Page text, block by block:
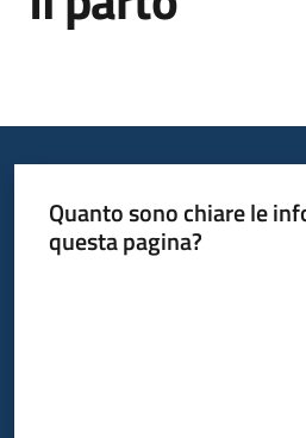
le
Informazioni
Quanto sono chiare le
questa pagina?